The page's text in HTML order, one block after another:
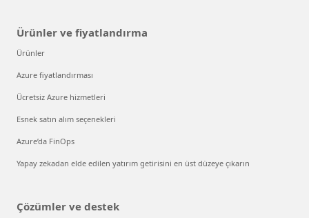
Ürünler ve fiyatlandırma
Ürünler
Azure fiyatlandırması
Ücretsiz Azure hizmetleri
Esnek satın alım seçenekleri
Azure’da FinOps
Yapay zekadan elde edilen yatırım getirisini en üst düzeye çıkarın
Çözümler ve destek